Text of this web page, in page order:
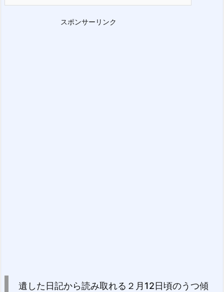
スポンサーリンク
遺した日記から読み取れる２月12日頃のうつ傾